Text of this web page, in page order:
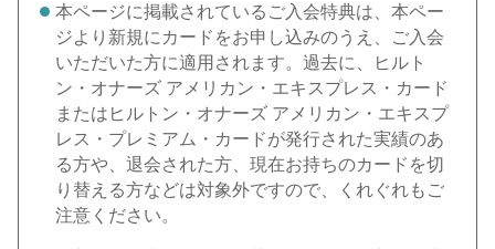
本ページに掲載されているご入会特典は、本ペー
ジより新規にカードをお申し込みのうえ、ご入会
いただいた方に適用されます。過去に、ヒルト
ン・オナーズ アメリカン・エキスプレス・カード
またはヒルトン・オナーズ アメリカン・エキスプ
レス・プレミアム・カードが発行された実績のあ
る方や、退会された方、現在お持ちのカードを切
り替える方などは対象外ですので、くれぐれもご
注意ください。